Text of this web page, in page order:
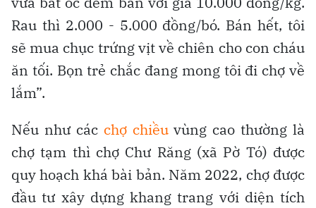
Rau thì 2.000 - 5.000 đồng/bó. Bán hết, tôi
sẽ mua chục trứng vịt về chiên cho con cháu
ăn tối. Bọn trẻ chắc đang mong tôi đi chợ về
lắm”.
Nếu như các chợ chiềuvùng cao thường là
chợ tạm thì chợ Chư Răng (xã Pờ Tó) được
quy hoạch khá bài bản. Năm 2022, chợ được
đầu tư xây dựng khang trang với diện tích